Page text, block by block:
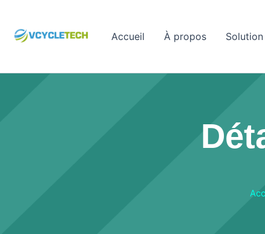
contenu
Accueil À propos Solution